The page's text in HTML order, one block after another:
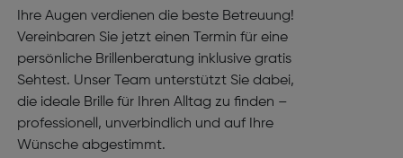
Ihre Augen verdienen die beste Betreuung!
Vereinbaren Sie jetzt einen Termin für eine
persönliche Brillenberatung inklusive gratis
Sehtest. Unser Team unterstützt Sie dabei,
die ideale Brille für Ihren Alltag zu finden –
professionell, unverbindlich und auf Ihre
Wünsche abgestimmt.